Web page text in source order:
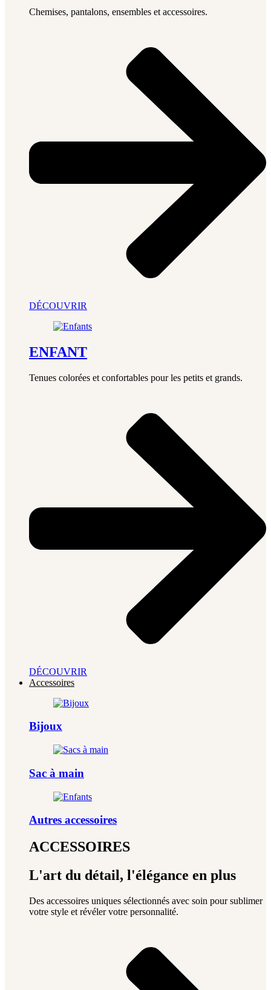
Chemises, pantalons, ensembles et accessoires.
DÉCOUVRIR
ENFANT
Tenues colorées et confortables pour les petits et grands.
DÉCOUVRIR
Accessoires
Bijoux
Sac à main
Autres accessoires
ACCESSOIRES
L'art du détail, l'élégance en plus
Des accessoires uniques sélectionnés avec soin pour sublimer
votre style et révéler votre personnalité.